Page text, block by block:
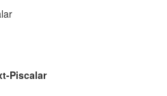
Piscalar